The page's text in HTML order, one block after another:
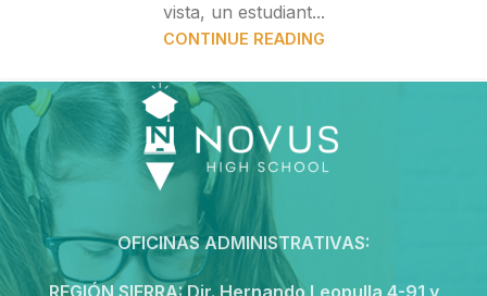
vista, un estudiant...
CONTINUE READING
OFICINAS ADMINISTRATIVAS:
REGIÓN SIERRA:Dir. Hernando Leopulla 4-91 y